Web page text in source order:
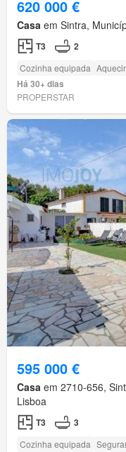
620 000 €
Casa em Sintra,
T3 2
Cozinha equipada
Há 30+ dias
PROPERSTAR
595 000 €
Casa em 2710-656,
Lisboa
T3 3
Cozinha equipada